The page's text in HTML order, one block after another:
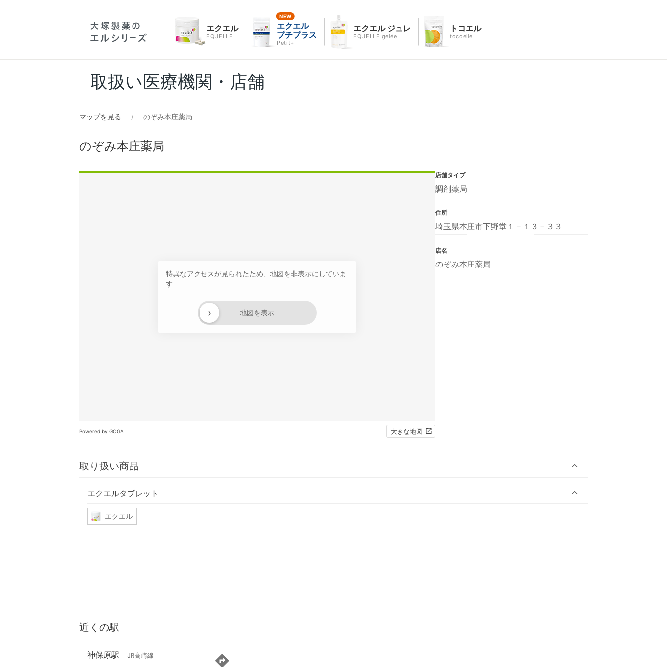
エクエル
EQUELLE
エクエル
プチプラス
Petit+
エクエル ジュレ
EQUELLE gelée
トコエル
tocoelle
取扱い医療機関・店舗
マップを見る のぞみ本庄薬局
のぞみ本庄薬局
特異なアクセスが見られたため、地図を非表示にしていま
す
地図を表示
›
Powered by GOGA 大きな地図
取り扱い商品
エクエルタブレット
エクエル
店舗タイプ
調剤薬局
住所
埼玉県本庄市下野堂１－１３－３３
店名
のぞみ本庄薬局
近くの駅
神保原駅 JR高崎線